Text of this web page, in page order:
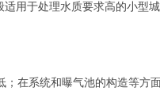
用于处理水质要求高的小型
在系统和曝气池的构造等方面